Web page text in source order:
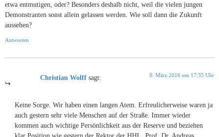
etwa entmutigen, oder? Besonders deshalb nicht, weil die vielen jungen
Demonstranten sonst allein gelassen werden. Wie soll dann die Zukunft
aussehen?
Antworten
Christian Wolff sagt: 8. März 2016 um 17:35 Uhr
Keine Sorge. Wir haben einen langen Atem. Erfreulicherweise waren ja
auch gestern sehr viele Menschen auf der Straße. Immer wieder
kommen auch wichtige Persönlichkeit aus der Reserve und beziehen